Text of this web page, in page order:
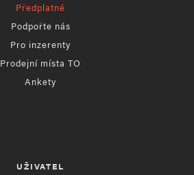
Předplatné
Podpořte nás
Pro inzerenty
Prodejní místa TO
Ankety
UŽIVATEL